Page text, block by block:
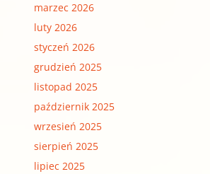
marzec 2026
luty 2026
styczeń 2026
grudzień 2025
listopad 2025
październik 2025
wrzesień 2025
sierpień 2025
lipiec 2025